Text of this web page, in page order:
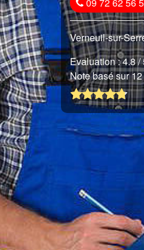
09 72 62 56
Verneuil-sur-
Evaluation :4.8/
Note basé sur